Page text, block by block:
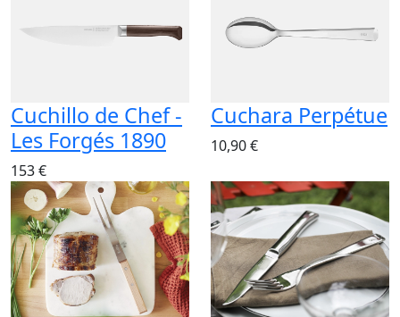
Cuchillo de Chef -
Les Forgés 1890
153 €
Cuchara Perpétue
10,90 €